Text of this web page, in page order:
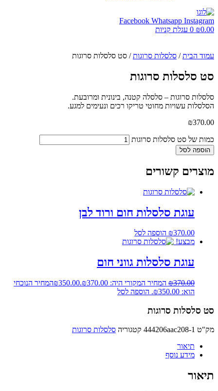
Facebook Whatsapp Instagram
₪0.00
0 עגלת קניות
עמוד הבית/ סלסלות סרוגות/ סט סלסלות סרוגות
סט סלסלות סרוגות
סלסלות סרוגות – סלסלה קטנה, בינונית ומרובעת.
הסלסלות עשויות מחוטי טריקו רכים ונעימים למגע.
₪370.00
כמות של סט סלסלות סרוגות
הוספה לסל
מוצרים קשורים
עוגת סלסלות חום ורוד לבן
₪370.00
הוספה לסל
מבצע!
עוגת סלסלות גווני חום
₪370.00 המחיר המקורי היה: ₪370.00. ₪350.00
המחיר הנוכחי
הוא: ₪350.00.
הוספה לסל
סט סלסלות סרוגות
מק"ט 444206aac208-1 קטגוריה סלסלות סרוגות
תיאור
מידע נוסף
תיאור